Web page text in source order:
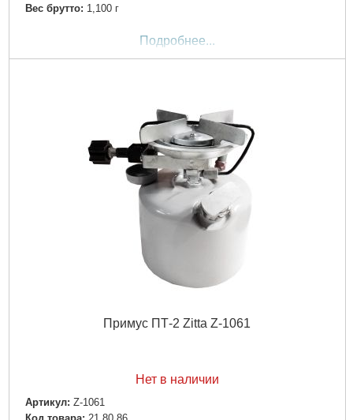
Вес брутто: 1,100 г
Подробнее...
Примус ПТ-2 Zitta Z-1061
Нет в наличии
Артикул: Z-1061